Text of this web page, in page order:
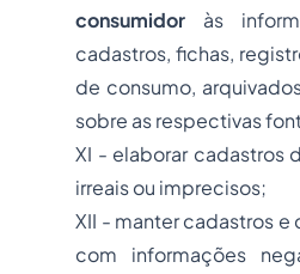
consumidor às
cadastros, fichas,
de consumo,
sobre as respectivas
XI - elaborar cadastros
irreais ou imprecisos;
XII - manter cadastros
com informações